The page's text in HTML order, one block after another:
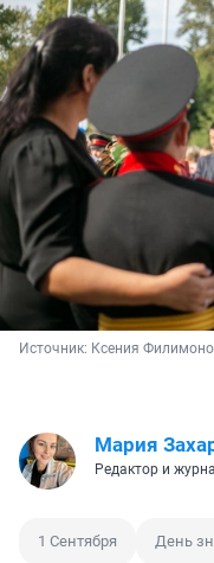
Источник: Ксения
Мария
Редактор и
1 Сентября День